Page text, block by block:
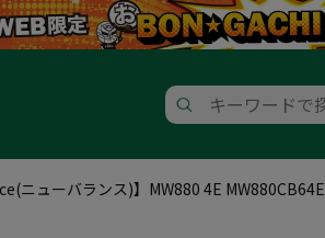
ニューバランス)】MW880 4E MW880CB64E